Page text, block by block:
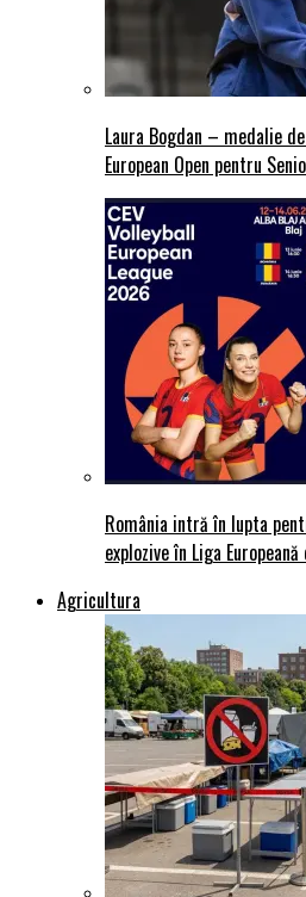
Laura Bogdan – medalie
European Open pentru
România intră în lupta
explozive în Liga
Agricultura